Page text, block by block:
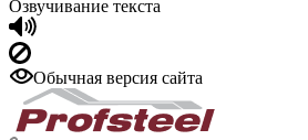
Озвучивание текста
Обычная версия сайта